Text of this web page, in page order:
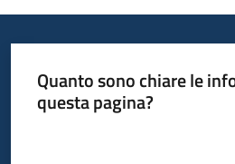
Quanto sono chiare le
questa pagina?